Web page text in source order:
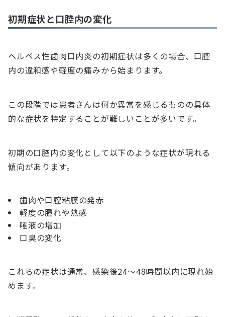
初期症状と口腔内の変化
ヘルペス性歯肉口内炎の初期症状は多くの場合、口腔
内の違和感や軽度の痛みから始まります。
この段階では患者さんは何か異常を感じるものの具体
的な症状を特定することが難しいことが多いです。
初期の口腔内の変化として以下のような症状が現れる
傾向があります。
歯肉や口腔粘膜の発赤
軽度の腫れや熱感
唾液の増加
口臭の変化
これらの症状は通常、感染後24〜48時間以内に現れ始
めます。